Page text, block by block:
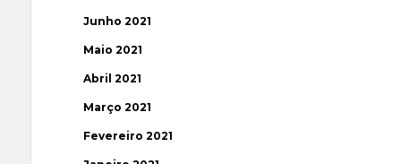
Junho 2021
Maio 2021
Abril 2021
Março 2021
Fevereiro 2021